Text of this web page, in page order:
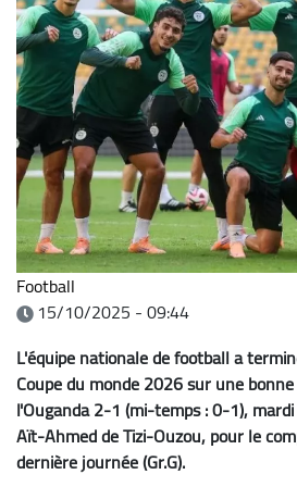
Football
15/10/2025 - 09:44
L'équipe nationale de football a
Coupe du monde 2026 sur une
l'Ouganda 2-1 (mi-temps : 0-1),
Aït-Ahmed de Tizi-Ouzou, pour le
dernière journée (Gr.G).